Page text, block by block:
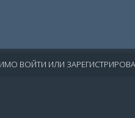
ВОЙТИ ИЛИ